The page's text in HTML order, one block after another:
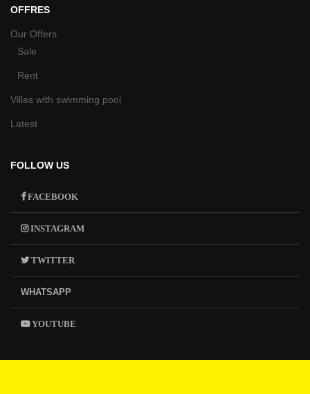
OFFRES
Our Offers
Sale
Rent
Villas with swimming pool
Latest
FOLLOW US
FACEBOOK
INSTAGRAM
TWITTER
WHATSAPP
YOUTUBE